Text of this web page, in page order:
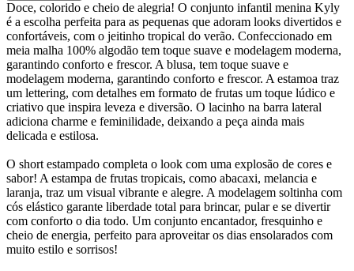
Doce, colorido e cheio de alegria! O conjunto infantil menina Kyly
é a escolha perfeita para as pequenas que adoram looks divertidos e
confortáveis, com o jeitinho tropical do verão. Confeccionado em
meia malha 100% algodão tem toque suave e modelagem moderna,
garantindo conforto e frescor. A blusa, tem toque suave e
modelagem moderna, garantindo conforto e frescor. A estamoa traz
um lettering, com detalhes em formato de frutas um toque lúdico e
criativo que inspira leveza e diversão. O lacinho na barra lateral
adiciona charme e feminilidade, deixando a peça ainda mais
delicada e estilosa.
O short estampado completa o look com uma explosão de cores e
sabor! A estampa de frutas tropicais, como abacaxi, melancia e
laranja, traz um visual vibrante e alegre. A modelagem soltinha com
cós elástico garante liberdade total para brincar, pular e se divertir
com conforto o dia todo. Um conjunto encantador, fresquinho e
cheio de energia, perfeito para aproveitar os dias ensolarados com
muito estilo e sorrisos!